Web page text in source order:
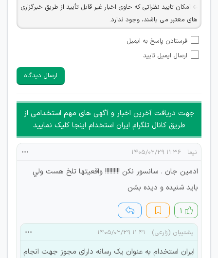
امکان تایید نظراتی که حاوی اخبار غیر قابل تأیید از طریق خبرگزاری
های معتبر می باشند، وجود ندارد.
شبکه های مجازی ارتباطی می باشند وجود ندارد.
امکان تأیید نظرات کاربرانی که به هر طریقی قصد مأیوس کردن
هرگونه تحریک، تحقیر و کنایه به سایر افراد (مسئول و غیر مسئول)
غیر مجاز می باشد.
امکان هماهنگی برای هرگونه ملاقات حضوری چه به صورت دسته
جمعی و چه فردی توسط کاربران سایت وجود ندارد.
فرستادن پاسخ به ایمیل
ارسال ایمیل تایید
ارسال دیدگاه
جهت دریافت آخرین اخبار و آگهی های مهم استخدامی از
طریق کانال تلگرام ایران استخدام اینجا کلیک نمایید
نيما ۱۱:۳۶ ۱۴۰۵/۰۲/۲۹
ادمين جان . سانسور نكن !!!!!!!!!! واقعيتها تلخ هست ولي
بايد شنيده و ديده بشن
۱
پشتیبان (زارعی) ۱۱:۴۱ ۱۴۰۵/۰۲/۲۹
ایران استخدام به عنوان یک رسانه دارای مجوز جهت انجام